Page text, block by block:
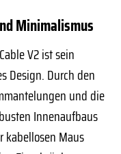
Minimalismus
V2 ist sein
Design. Durch den
und die
Innenaufbaus
kabellosen Maus